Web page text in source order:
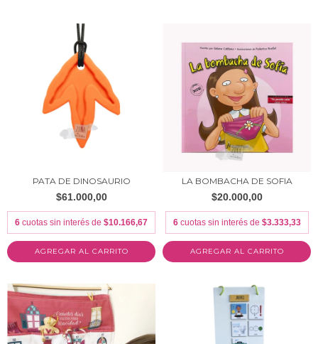
PATA DE DINOSAURIO
$61.000,00
6 cuotas sin interés de $10.166,67
AGREGAR AL CARRITO
LA BOMBACHA DE SOFIA
$20.000,00
6 cuotas sin interés de $3.333,33